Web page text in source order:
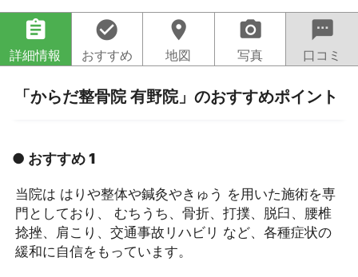
assignment
詳細情報
check_circle
おすすめ
location_on
地図
camera_alt
写真
sms
口コミ
「からだ整骨院 有野院」のおすすめポイント
● おすすめ 1
当院は はりや整体や鍼灸やきゅう を用いた施術を専
門としており、 むちうち、骨折、打撲、脱臼、腰椎
捻挫、肩こり、交通事故リハビリ など、各種症状の
緩和に自信をもっています。